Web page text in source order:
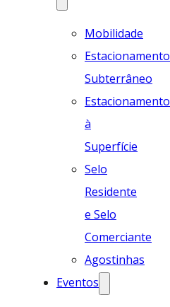
Mobilidade
Estacionamento
Subterrâneo
Estacionamento
à
Superfície
Selo
Residente
e Selo
Comerciante
Agostinhas
Eventos